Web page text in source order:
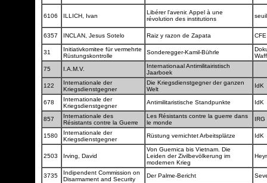
6106 ILLICH, Ivan
Libérer l'avenir. Appel à une
révolution des institutions
6357 INCLAN, Jesus Sotelo Raiz y razon de Zapata
31
Initiativkomitee für vermehrte
Rüstungskontrolle
Sonderegger-Kamil-Bührle
75
I.A.M.V.
Internationaal Antimilitairistisch
Jaarboek
122
Internationale der
Kriegsdienstgegner
Die Kriegsdienstgegner der ganzen
Welt
IdK
678
Internationale der
Kriegsdienstgegner
Antimilitaristische Standpunkte IdK
857
Internationale des
Résistants contre la Guerre
Les Résistants contre la guerre dans
le monde
IRG
1580
Internationale der
Kriegsdienstgegner
Rüstung vernichtet Arbeitsplätze IdK
2503 Irving, David
Von Guernica bis Vietnam. Die
Leiden der Zivilbevölkerung im
modernen Krieg
3735
Indipendent Commission on
Disarmament and Security
Der Palme-Bericht